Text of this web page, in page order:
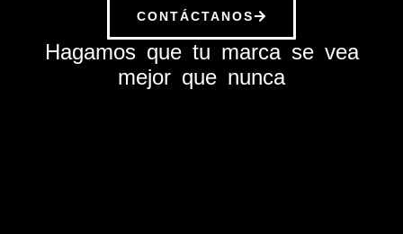
CONTÁCTANOS
Hagamos que tu marca se vea
mejor que nunca